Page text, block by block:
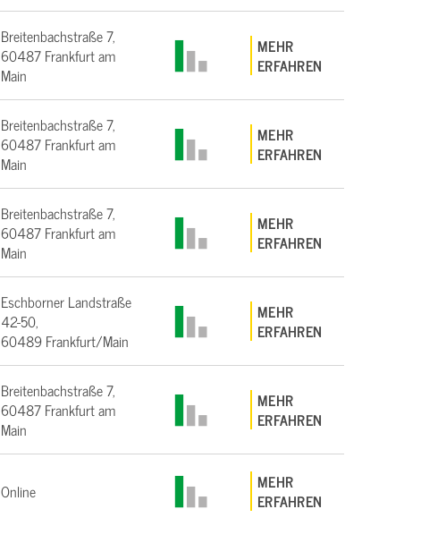
Breitenbachstraße 7,
60487 Frankfurt am
Main
MEHR
ERFAHREN
Breitenbachstraße 7,
60487 Frankfurt am
Main
MEHR
ERFAHREN
Breitenbachstraße 7,
60487 Frankfurt am
Main
MEHR
ERFAHREN
Eschborner Landstraße
42-50,
60489 Frankfurt/Main
MEHR
ERFAHREN
Breitenbachstraße 7,
60487 Frankfurt am
Main
MEHR
ERFAHREN
Online
MEHR
ERFAHREN